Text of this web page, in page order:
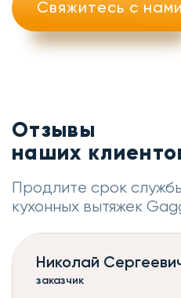
Свяжитесь с нами
Отзывы
наших
Продлите срок
кухонных вытяжек
Николай
заказчик